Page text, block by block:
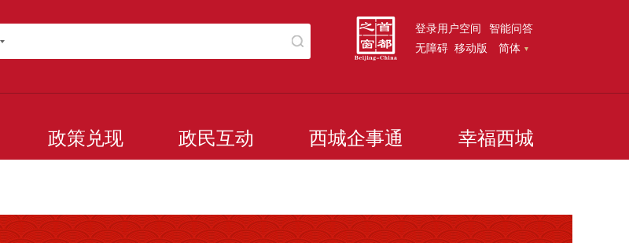
登录用户空间 智能问答
无障碍 移动版 简体
政策兑现 政民互动 西城企事通 幸福西城